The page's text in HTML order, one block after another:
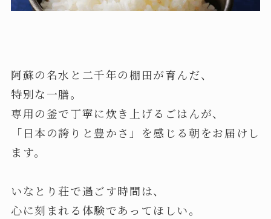
阿蘇の名水と二千年の棚田が育んだ、
特別な一膳。
専用の釜で丁寧に炊き上げるごはんが、
「日本の誇りと豊かさ」を感じる朝をお届けし
ます。
いなとり荘で過ごす時間は、
心に刻まれる体験であってほしい。